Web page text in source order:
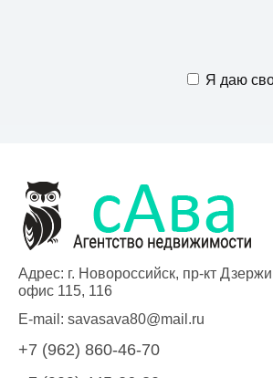
Я даю
Адрес: г. Новороссийск, пр-кт
офис 115, 116
E-mail: savasava80@mail.ru
+7 (962) 860-46-70